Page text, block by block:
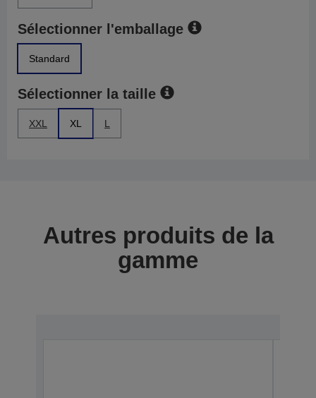
Sélectionner l'emballage
Standard
Sélectionner la taille
XXL XL L
Autres produits de la
gamme